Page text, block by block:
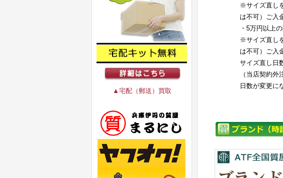
▲宅配（郵送）買取
※サイズ直し
は不可）ご入
・5万円以上
※サイズ直し
は不可）ご入
サイズ直し日
（当店契約
日数が変更に